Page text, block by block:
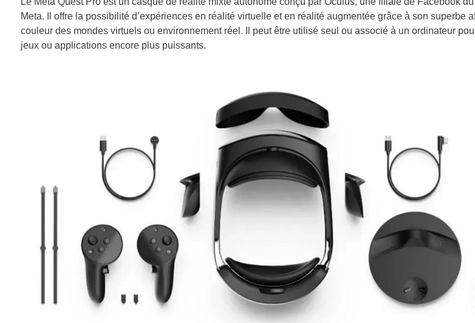
Meta. Il offre la possibilité d’expériences en réalité virtuelle et en réalité augmentée grâce à son superbe
couleur des mondes virtuels ou environnement réel. Il peut être utilisé seul ou associé à un ordinateur
jeux ou applications encore plus puissants.